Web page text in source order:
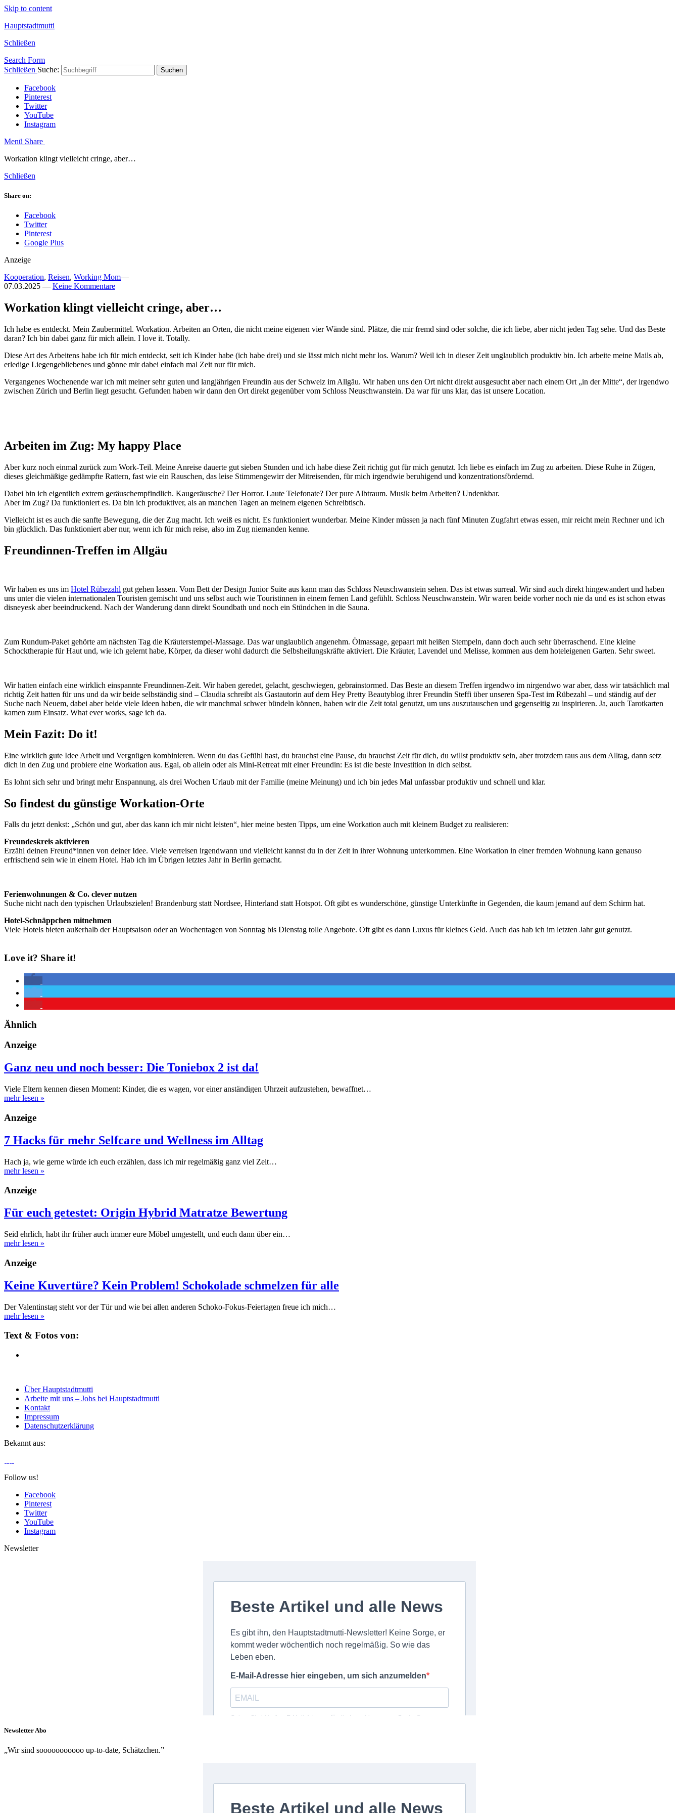
Skip to content
Hauptstadtmutti
Schließen
Search Form
Schließen Suche: Suchen
Facebook
Pinterest
Twitter
YouTube
Instagram
Menü Share
Workation klingt vielleicht cringe, aber…
Schließen
Share on:
Facebook
Twitter
Pinterest
Google Plus
Anzeige
Kooperation, Reisen, Working Mom—
07.03.2025 — Keine Kommentare
Workation klingt vielleicht cringe, aber…
Ich habe es entdeckt. Mein Zaubermittel. Workation. Arbeiten an Orten, die nicht meine eigenen vier Wände sind. Plätze, die mir fremd sind oder solche, die ich liebe, aber nicht jeden Tag sehe. Und das Beste
daran? Ich bin dabei ganz für mich allein. I love it. Totally.
Diese Art des Arbeitens habe ich für mich entdeckt, seit ich Kinder habe (ich habe drei) und sie lässt mich nicht mehr los. Warum? Weil ich in dieser Zeit unglaublich produktiv bin. Ich arbeite meine Mails ab,
erledige Liegengebliebenes und gönne mir dabei einfach mal Zeit nur für mich.
Vergangenes Wochenende war ich mit meiner sehr guten und langjährigen Freundin aus der Schweiz im Allgäu. Wir haben uns den Ort nicht direkt ausgesucht aber nach einem Ort „in der Mitte“, der irgendwo
zwischen Zürich und Berlin liegt gesucht. Gefunden haben wir dann den Ort direkt gegenüber vom Schloss Neuschwanstein. Da war für uns klar, das ist unsere Location.
Arbeiten im Zug: My happy Place
Aber kurz noch einmal zurück zum Work-Teil. Meine Anreise dauerte gut sieben Stunden und ich habe diese Zeit richtig gut für mich genutzt. Ich liebe es einfach im Zug zu arbeiten. Diese Ruhe in Zügen,
dieses gleichmäßige gedämpfte Rattern, fast wie ein Rauschen, das leise Stimmengewirr der Mitreisenden, für mich irgendwie beruhigend und konzentrationsfördernd.
Dabei bin ich eigentlich extrem geräuschempfindlich. Kaugeräusche? Der Horror. Laute Telefonate? Der pure Albtraum. Musik beim Arbeiten? Undenkbar.
Aber im Zug? Da funktioniert es. Da bin ich produktiver, als an manchen Tagen an meinem eigenen Schreibtisch.
Vielleicht ist es auch die sanfte Bewegung, die der Zug macht. Ich weiß es nicht. Es funktioniert wunderbar. Meine Kinder müssen ja nach fünf Minuten Zugfahrt etwas essen, mir reicht mein Rechner und ich
bin glücklich. Das funktioniert aber nur, wenn ich für mich reise, also im Zug niemanden kenne.
Freundinnen-Treffen im Allgäu
Wir haben es uns im Hotel Rübezahl gut gehen lassen. Vom Bett der Design Junior Suite aus kann man das Schloss Neuschwanstein sehen. Das ist etwas surreal. Wir sind auch direkt hingewandert und haben
uns unter die vielen internationalen Touristen gemischt und uns selbst auch wie Touristinnen in einem fernen Land gefühlt. Schloss Neuschwanstein. Wir waren beide vorher noch nie da und es ist schon etwas
disneyesk aber beeindruckend. Nach der Wanderung dann direkt Soundbath und noch ein Stündchen in die Sauna.
Zum Rundum-Paket gehörte am nächsten Tag die Kräuterstempel-Massage. Das war unglaublich angenehm. Ölmassage, gepaart mit heißen Stempeln, dann doch auch sehr überraschend. Eine kleine
Schocktherapie für Haut und, wie ich gelernt habe, Körper, da dieser wohl dadurch die Selbsheilungskräfte aktiviert. Die Kräuter, Lavendel und Melisse, kommen aus dem hoteleigenen Garten. Sehr sweet.
Wir hatten einfach eine wirklich einspannte Freundinnen-Zeit. Wir haben geredet, gelacht, geschwiegen, gebrainstormed. Das Beste an diesem Treffen irgendwo im nirgendwo war aber, dass wir tatsächlich mal
richtig Zeit hatten für uns und da wir beide selbständig sind – Claudia schreibt als Gastautorin auf dem Hey Pretty Beautyblog ihrer Freundin Steffi über unseren Spa-Test im Rübezahl – und ständig auf der
Suche nach Neuem, dabei aber beide viele Ideen haben, die wir manchmal schwer bündeln können, haben wir die Zeit total genutzt, um uns auszutauschen und gegenseitig zu inspirieren. Ja, auch Tarotkarten
kamen zum Einsatz. What ever works, sage ich da.
Mein Fazit: Do it!
Eine wirklich gute Idee Arbeit und Vergnügen kombinieren. Wenn du das Gefühl hast, du brauchst eine Pause, du brauchst Zeit für dich, du willst produktiv sein, aber trotzdem raus aus dem Alltag, dann setz
dich in den Zug und probiere eine Workation aus. Egal, ob allein oder als Mini-Retreat mit einer Freundin: Es ist die beste Investition in dich selbst.
Es lohnt sich sehr und bringt mehr Enspannung, als drei Wochen Urlaub mit der Familie (meine Meinung) und ich bin jedes Mal unfassbar produktiv und schnell und klar.
So findest du günstige Workation-Orte
Falls du jetzt denkst: „Schön und gut, aber das kann ich mir nicht leisten“, hier meine besten Tipps, um eine Workation auch mit kleinem Budget zu realisieren:
Freundeskreis aktivieren
Erzähl deinen Freund*innen von deiner Idee. Viele verreisen irgendwann und vielleicht kannst du in der Zeit in ihrer Wohnung unterkommen. Eine Workation in einer fremden Wohnung kann genauso
erfrischend sein wie in einem Hotel. Hab ich im Übrigen letztes Jahr in Berlin gemacht.
Ferienwohnungen & Co. clever nutzen
Suche nicht nach den typischen Urlaubszielen! Brandenburg statt Nordsee, Hinterland statt Hotspot. Oft gibt es wunderschöne, günstige Unterkünfte in Gegenden, die kaum jemand auf dem Schirm hat.
Hotel-Schnäppchen mitnehmen
Viele Hotels bieten außerhalb der Hauptsaison oder an Wochentagen von Sonntag bis Dienstag tolle Angebote. Oft gibt es dann Luxus für kleines Geld. Auch das hab ich im letzten Jahr gut genutzt.
Love it? Share it!
Ähnlich
Anzeige
Ganz neu und noch besser: Die Toniebox 2 ist da!
Viele Eltern kennen diesen Moment: Kinder, die es wagen, vor einer anständigen Uhrzeit aufzustehen, bewaffnet…
mehr lesen »
Anzeige
7 Hacks für mehr Selfcare und Wellness im Alltag
Hach ja, wie gerne würde ich euch erzählen, dass ich mir regelmäßig ganz viel Zeit…
mehr lesen »
Anzeige
Für euch getestet: Origin Hybrid Matratze Bewertung
Seid ehrlich, habt ihr früher auch immer eure Möbel umgestellt, und euch dann über ein…
mehr lesen »
Anzeige
Keine Kuvertüre? Kein Problem! Schokolade schmelzen für alle
Der Valentinstag steht vor der Tür und wie bei allen anderen Schoko-Fokus-Feiertagen freue ich mich…
mehr lesen »
Text & Fotos von:
Über Hauptstadtmutti
Arbeite mit uns – Jobs bei Hauptstadtmutti
Kontakt
Impressum
Datenschutzerklärung
Bekannt aus:
Follow us!
Facebook
Pinterest
Twitter
YouTube
Instagram
Newsletter
Newsletter Abo
„Wir sind sooooooooooo up-to-date, Schätzchen.”